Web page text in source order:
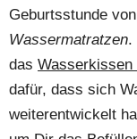
Geburtsstunde von
Wassermatratzen.
das Wasserkissen
dafür, dass sich
weiterentwickelt